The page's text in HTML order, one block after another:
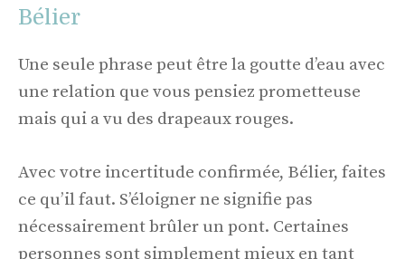
Bélier
Une seule phrase peut être la goutte d’eau avec
une relation que vous pensiez prometteuse
mais qui a vu des drapeaux rouges.
Avec votre incertitude confirmée, Bélier, faites
ce qu’il faut. S’éloigner ne signifie pas
nécessairement brûler un pont. Certaines
personnes sont simplement mieux en tant